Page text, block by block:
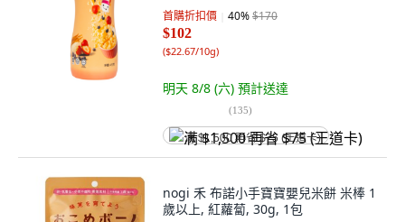
首購折扣價 40%$170
$102
($22.67/10g)
明天 8/8 (六) 預計送達
(135)
满 $1,500 再省 $75 (王道卡)
nogi 禾 布諾小手寶寶嬰兒米餅 米棒 1
歲以上, 紅蘿蔔, 30g, 1包